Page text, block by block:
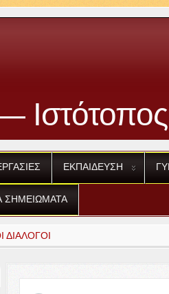
ΕΚΠΑΙΔΕΥΣΗ
ΣΗΜΕΙΩΜΑΤΑ
ΔΙΑΛΟΓΟΙ